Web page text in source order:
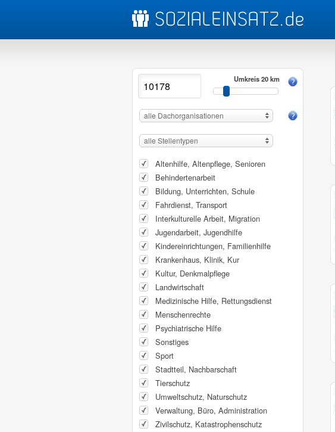
Umkreis 20 km
alle Dachorganisationen
alle Stellentypen
Altenhilfe, Altenpflege, Senioren
Behindertenarbeit
Bildung, Unterrichten, Schule
Fahrdienst, Transport
Interkulturelle Arbeit, Migration
Jugendarbeit, Jugendhilfe
Kindereinrichtungen, Familienhilfe
Krankenhaus, Klinik, Kur
Kultur, Denkmalpflege
Landwirtschaft
Medizinische Hilfe, Rettungsdienst
Menschenrechte
Psychiatrische Hilfe
Sonstiges
Sport
Stadtteil, Nachbarschaft
Tierschutz
Umweltschutz, Naturschutz
Verwaltung, Büro, Administration
Zivilschutz, Katastrophenschutz